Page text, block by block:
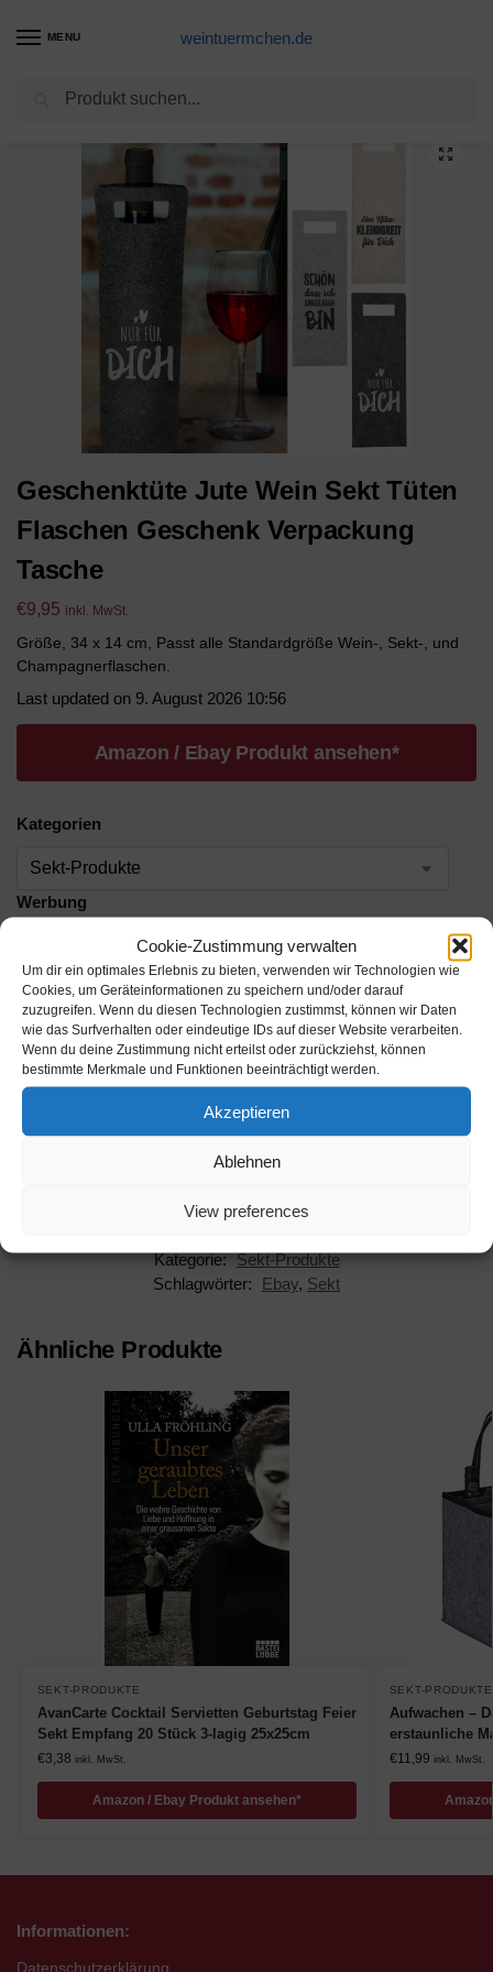
Cookie-Zustimmung verwalten
Um dir ein optimales Erlebnis zu bieten, verwenden wir Technologien wie
Cookies, um Geräteinformationen zu speichern und/oder darauf
zuzugreifen. Wenn du diesen Technologien zustimmst, können wir Daten
wie das Surfverhalten oder eindeutige IDs auf dieser Website verarbeiten.
Wenn du deine Zustimmung nicht erteilst oder zurückziehst, können
bestimmte Merkmale und Funktionen beeinträchtigt werden.
Akzeptieren
Ablehnen
View preferences
MENU weintuermchen.de
Sekt-Produkte / Geschenktüte Jute Wein Sekt Tüten Flaschen Geschenk Verpackung Tasche
Geschenktüte Jute Wein Sekt Tüten
Flaschen Geschenk Verpackung
Tasche
€9,95 inkl. MwSt.
Größe, 34 x 14 cm, Passt alle Standardgröße Wein-, Sekt-, und
Champagnerflaschen.
Last updated on 9. August 2026 10:56
Amazon / Ebay Produkt ansehen*
Kategorien
Werbung
Werbung
Kategorie: Sekt-Produkte
Schlagwörter:
Ebay, Sekt
Ähnliche Produkte
SEKT-PRODUKTE
AvanCarte Cocktail Servietten Geburtstag Feier
Sekt Empfang 20 Stück 3-lagig 25x25cm
€3,38 inkl. MwSt.
Amazon / Ebay Produkt ansehen*
SEKT-PRODUKTE
Aufwachen –
erstaunliche
€11,99 inkl. MwSt.
Informationen:
Datenschutzerklärung